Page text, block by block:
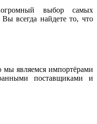
выбор самых
всегда найдете то, что
являемся импортёрами
поставщиками и